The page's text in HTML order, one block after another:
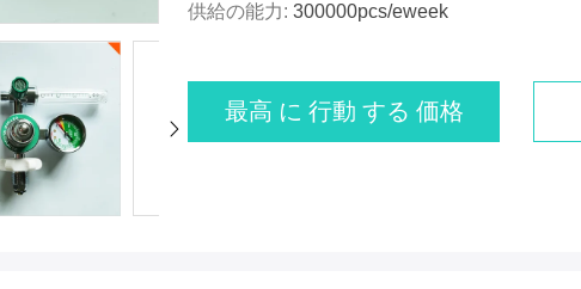
供給の能力: 300000pcs/eweek
最高 に 行動 する 価格